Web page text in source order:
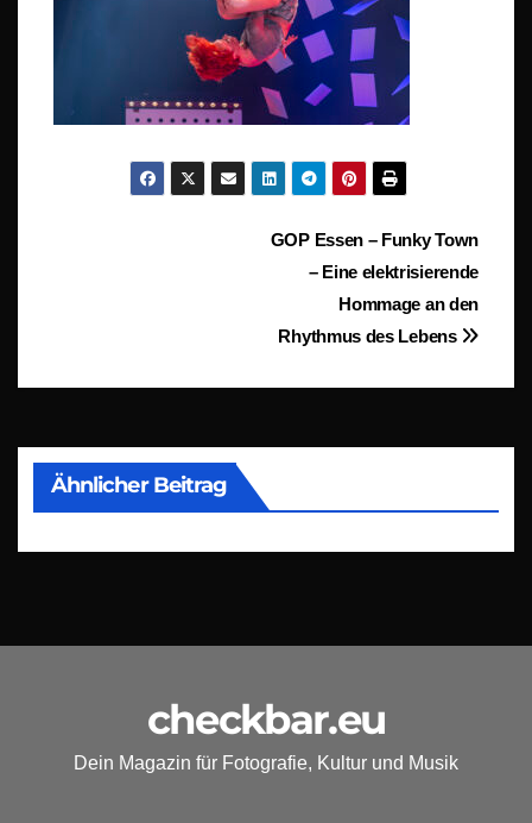
Beitragsnavigation
GOP Essen – Funky Town
– Eine elektrisierende
Hommage an den
Rhythmus des Lebens
Ähnlicher Beitrag
checkbar.eu
Dein Magazin für Fotografie, Kultur und Musik